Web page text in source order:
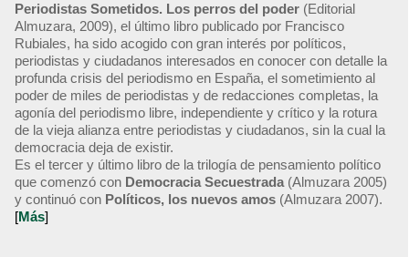
Periodistas Sometidos. Los perros del poder (Editorial
Almuzara, 2009), el último libro publicado por Francisco
Rubiales, ha sido acogido con gran interés por políticos,
periodistas y ciudadanos interesados en conocer con detalle la
profunda crisis del periodismo en España, el sometimiento al
poder de miles de periodistas y de redacciones completas, la
agonía del periodismo libre, independiente y crítico y la rotura
de la vieja alianza entre periodistas y ciudadanos, sin la cual la
democracia deja de existir.
Es el tercer y último libro de la trilogía de pensamiento político
que comenzó con Democracia Secuestrada (Almuzara 2005)
y continuó con Políticos, los nuevos amos (Almuzara 2007).
[Más]